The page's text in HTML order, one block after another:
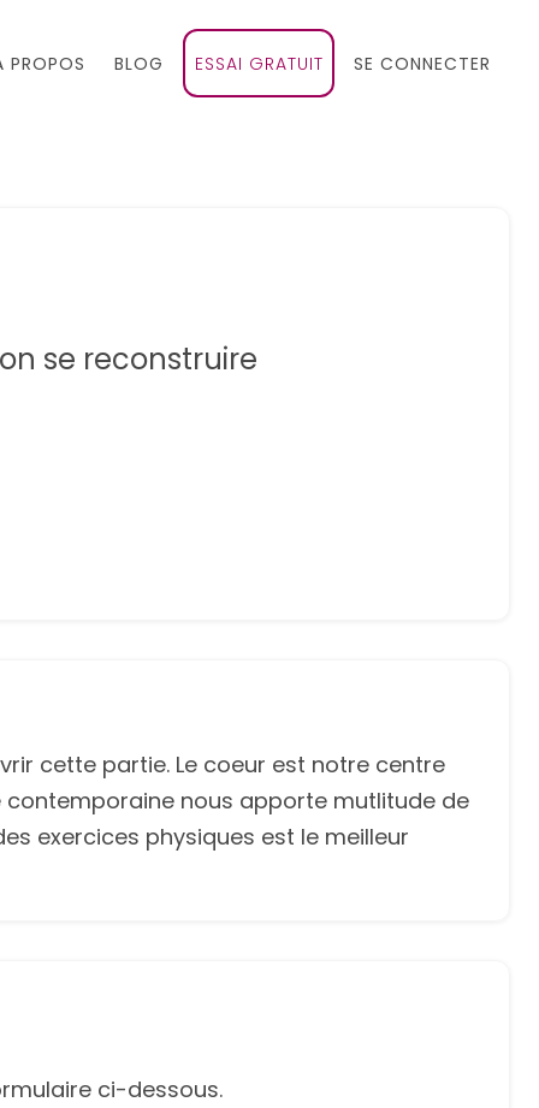
PROPOS BLOG ESSAI GRATUIT SE CONNECTER
se reconstruire
cette partie. Le coeur est notre centre
contemporaine nous apporte mutlitude de
exercices physiques est le meilleur
ci-dessous.